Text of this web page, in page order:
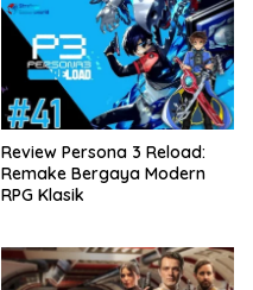
Review Persona 3 Reload:
Remake Bergaya Modern
RPG Klasik